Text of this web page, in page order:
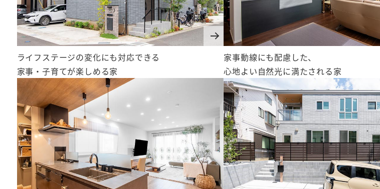
提携法人企業の皆様
土地活用・賃貸経営
土地売却相談
土地売却相談
(不動産会社様はこちら)
オーナー様・
ご契約者様サポート
ライフステージの変化にも対応できる
家事・子育てが楽しめる家
家事動線にも配慮した、
心地よい自然光に満たされる家